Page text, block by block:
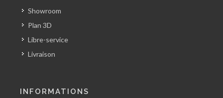
Showroom
Plan 3D
Libre-service
Livraison
INFORMATIONS